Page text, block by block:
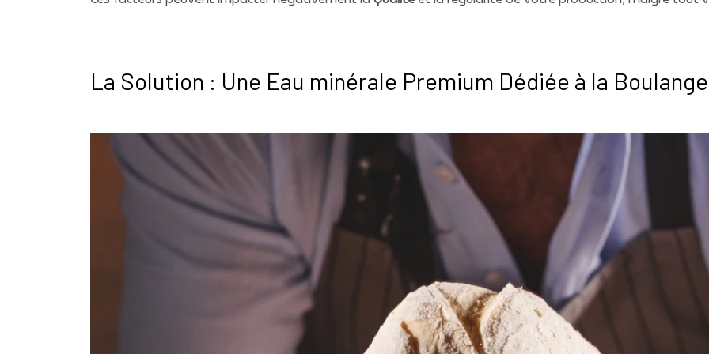
La Solution : Une Eau minérale Premium Dédiée à la